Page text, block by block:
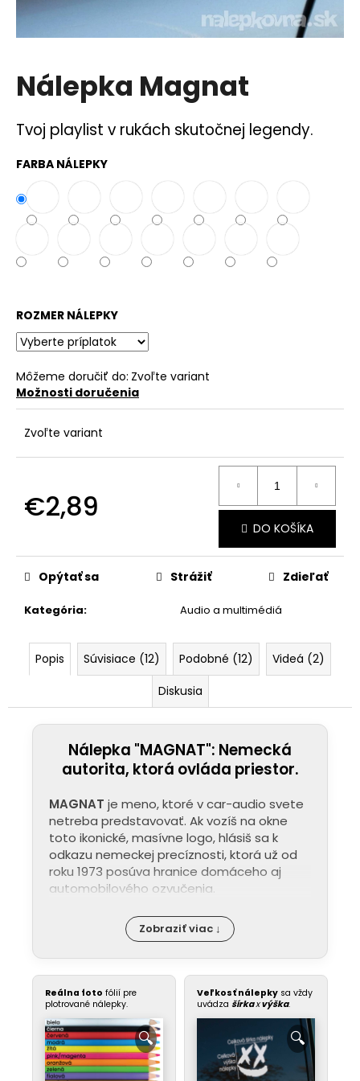
Nálepka Magnat
Tvoj playlist v rukách skutočnej legendy.
FARBA NÁLEPKY
ROZMER NÁLEPKY
Môžeme doručiť do: Zvoľte variant
Možnosti doručenia
Zvoľte variant
€2,89
DO KOŠÍKA
Kategória: Audio a multimédiá
Opýtať sa Strážiť Zdieľať
Popis Súvisiace (12) Podobné (12)
Videá (2)
Diskusia
Nálepka "MAGNAT": Nemecká
autorita, ktorá ovláda priestor.
MAGNAT je meno, ktoré v car-audio svete
netreba predstavovať. Ak vozíš na okne
toto ikonické, masívne logo, hlásiš sa k
odkazu nemeckej precíznosti, ktorá už od
roku 1973 posúva hranice domáceho aj
automobilového ozvučenia.
Zobraziť viac ↓
Reálna foto fólií pre
plotrované nálepky.
Veľkosť nálepky sa vždy
uvádza šírkaxvýška.
á
j
ť
?
HĽADAŤ
O
d
o
r
ú
a
m
e